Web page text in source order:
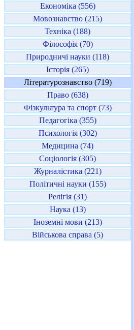
Економіка (556)
Мовознавство (215)
Техніка (188)
Філософія (70)
Природничі науки (118)
Історія (265)
Літературознавство (719)
Право (638)
Фізкультура та спорт (73)
Педагогіка (355)
Психологія (302)
Медицина (74)
Соціологія (305)
Журналістика (221)
Політичні науки (155)
Релігія (31)
Наука (13)
Іноземні мови (213)
Військова справа (5)